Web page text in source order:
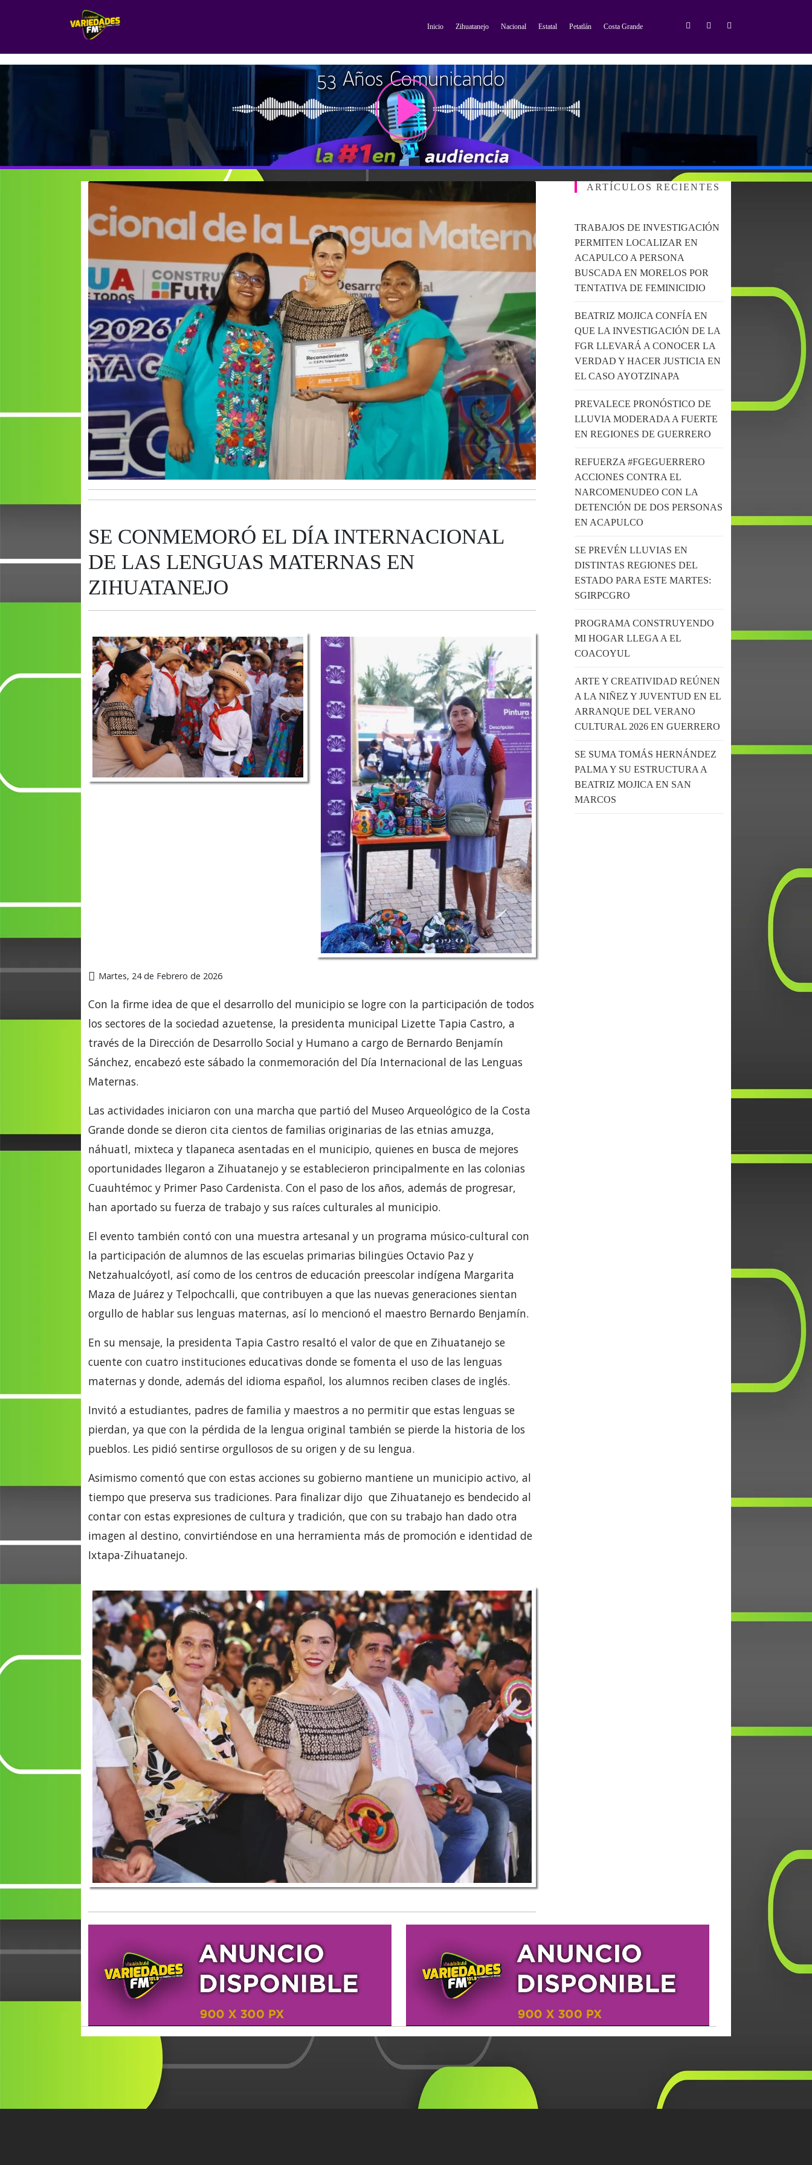
Inicio Zihuatanejo Nacional Estatal Petatlán Costa Grande
SE CONMEMORÓ EL DÍA INTERNACIONAL
DE LAS LENGUAS MATERNAS EN
ZIHUATANEJO
Martes, 24 de Febrero de 2026
Con la firme idea de que el desarrollo del municipio se logre con la participación de todos
los sectores de la sociedad azuetense, la presidenta municipal Lizette Tapia Castro, a
través de la Dirección de Desarrollo Social y Humano a cargo de Bernardo Benjamín
Sánchez, encabezó este sábado la conmemoración del Día Internacional de las Lenguas
Maternas.
Las actividades iniciaron con una marcha que partió del Museo Arqueológico de la Costa
Grande donde se dieron cita cientos de familias originarias de las etnias amuzga,
náhuatl, mixteca y tlapaneca asentadas en el municipio, quienes en busca de mejores
oportunidades llegaron a Zihuatanejo y se establecieron principalmente en las colonias
Cuauhtémoc y Primer Paso Cardenista. Con el paso de los años, además de progresar,
han aportado su fuerza de trabajo y sus raíces culturales al municipio.
El evento también contó con una muestra artesanal y un programa músico-cultural con
la participación de alumnos de las escuelas primarias bilingües Octavio Paz y
Netzahualcóyotl, así como de los centros de educación preescolar indígena Margarita
Maza de Juárez y Telpochcalli, que contribuyen a que las nuevas generaciones sientan
orgullo de hablar sus lenguas maternas, así lo mencionó el maestro Bernardo Benjamín.
En su mensaje, la presidenta Tapia Castro resaltó el valor de que en Zihuatanejo se
cuente con cuatro instituciones educativas donde se fomenta el uso de las lenguas
maternas y donde, además del idioma español, los alumnos reciben clases de inglés.
Invitó a estudiantes, padres de familia y maestros a no permitir que estas lenguas se
pierdan, ya que con la pérdida de la lengua original también se pierde la historia de los
pueblos. Les pidió sentirse orgullosos de su origen y de su lengua.
Asimismo comentó que con estas acciones su gobierno mantiene un municipio activo, al
tiempo que preserva sus tradiciones. Para finalizar dijo que Zihuatanejo es bendecido al
contar con estas expresiones de cultura y tradición, que con su trabajo han dado otra
imagen al destino, convirtiéndose en una herramienta más de promoción e identidad de
Ixtapa-Zihuatanejo.
ARTÍCULOS RECIENTES
TRABAJOS DE INVESTIGACIÓN
PERMITEN LOCALIZAR EN
ACAPULCO A PERSONA
BUSCADA EN MORELOS POR
TENTATIVA DE FEMINICIDIO
BEATRIZ MOJICA CONFÍA EN
QUE LA INVESTIGACIÓN DE LA
FGR LLEVARÁ A CONOCER LA
VERDAD Y HACER JUSTICIA EN
EL CASO AYOTZINAPA
PREVALECE PRONÓSTICO DE
LLUVIA MODERADA A FUERTE
EN REGIONES DE GUERRERO
REFUERZA #FGEGUERRERO
ACCIONES CONTRA EL
NARCOMENUDEO CON LA
DETENCIÓN DE DOS PERSONAS
EN ACAPULCO
SE PREVÉN LLUVIAS EN
DISTINTAS REGIONES DEL
ESTADO PARA ESTE MARTES:
SGIRPCGRO
PROGRAMA CONSTRUYENDO
MI HOGAR LLEGA A EL
COACOYUL
ARTE Y CREATIVIDAD REÚNEN
A LA NIÑEZ Y JUVENTUD EN EL
ARRANQUE DEL VERANO
CULTURAL 2026 EN GUERRERO
SE SUMA TOMÁS HERNÁNDEZ
PALMA Y SU ESTRUCTURA A
BEATRIZ MOJICA EN SAN
MARCOS